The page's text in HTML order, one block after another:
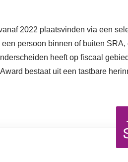
2022 plaatsvinden via een
persoon binnen of buiten
heeft op fiscaal
bestaat uit een tastbare